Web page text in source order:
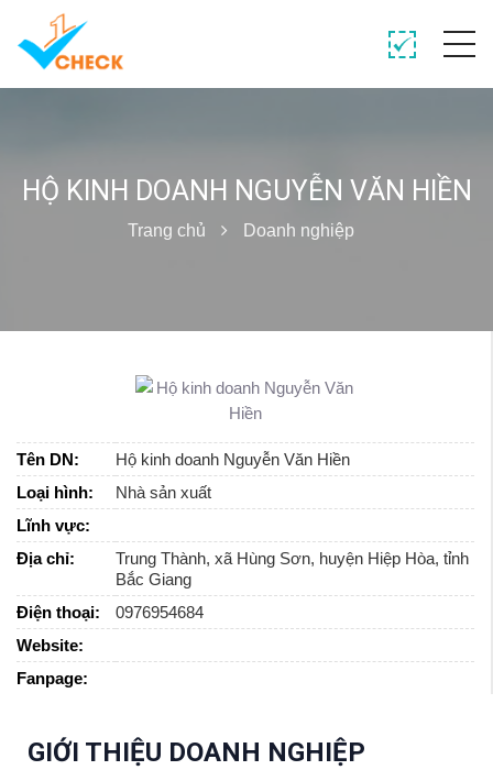
HỘ KINH DOANH NGUYỄN VĂN HIỀN
Trang chủ Doanh nghiệp
Tên DN:
Hộ kinh doanh Nguyễn Văn Hiền
Loại hình:
Nhà sản xuất
Lĩnh vực:
Địa chỉ:
Trung Thành, xã Hùng Sơn, huyện Hiệp Hòa, tỉnh
Bắc Giang
Điện thoại:
0976954684
Website:
Fanpage:
GIỚI THIỆU DOANH NGHIỆP